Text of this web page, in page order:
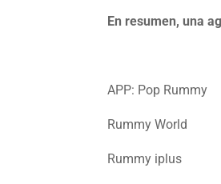
En resumen, una
APP: Pop Rummy
Rummy World
Rummy iplus